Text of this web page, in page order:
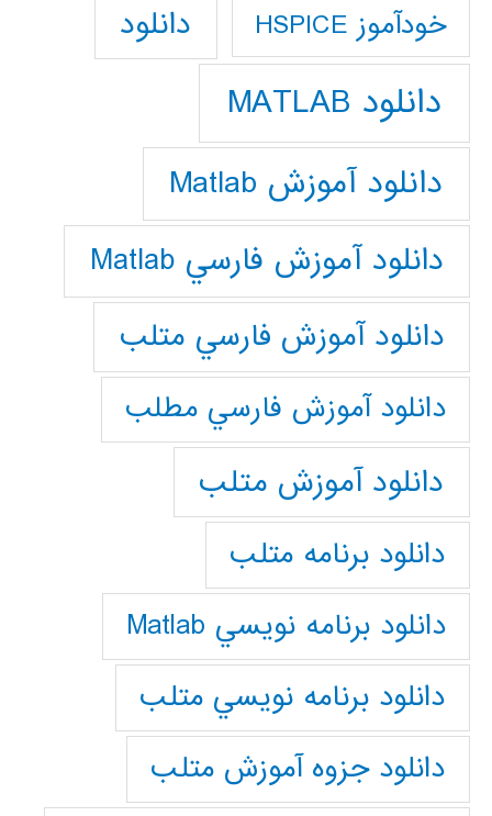
خودآموز HSPICE دانلود
دانلود MATLAB
دانلود آموزش Matlab
دانلود آموزش فارسي Matlab
دانلود آموزش فارسي متلب
دانلود آموزش فارسي مطلب
دانلود آموزش متلب
دانلود برنامه متلب
دانلود برنامه نويسي Matlab
دانلود برنامه نويسي متلب
دانلود جزوه آموزش متلب